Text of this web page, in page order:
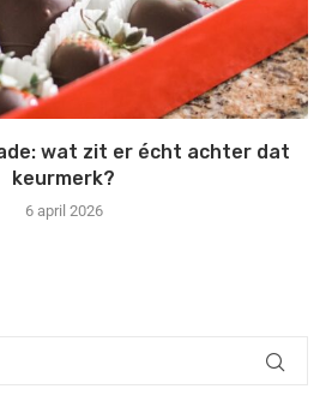
wat zit er écht achter dat
keurmerk?
6 april 2026